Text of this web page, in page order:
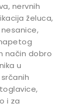
nervnih
želuca,
način dobro
u
i za